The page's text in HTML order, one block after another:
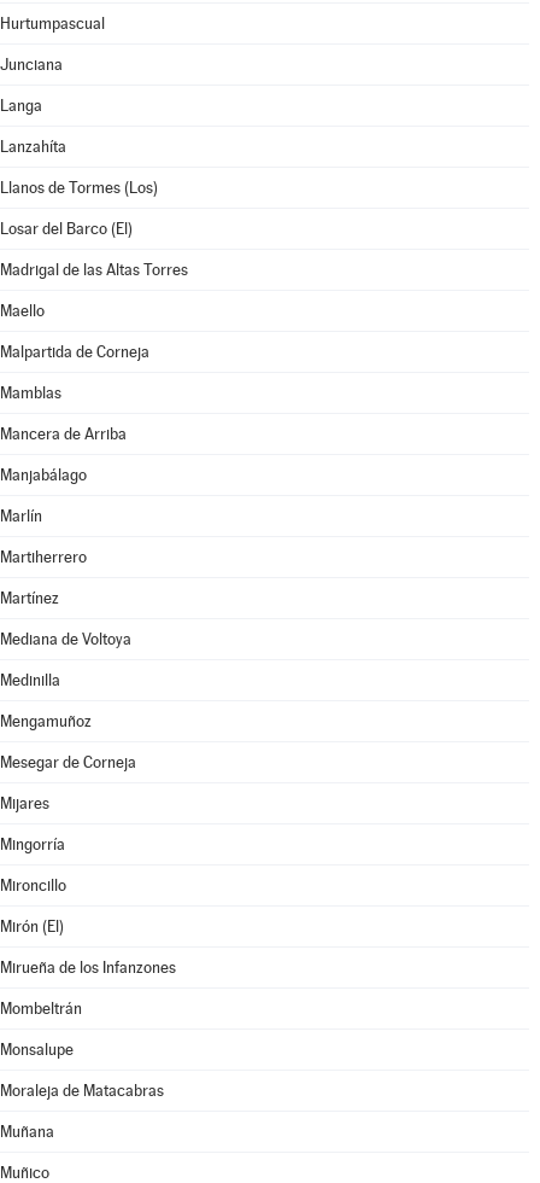
Hurtumpascual
Junciana
Langa
Lanzahíta
Llanos de Tormes (Los)
Losar del Barco (El)
Madrigal de las Altas Torres
Maello
Malpartida de Corneja
Mamblas
Mancera de Arriba
Manjabálago
Marlín
Martiherrero
Martínez
Mediana de Voltoya
Medinilla
Mengamuñoz
Mesegar de Corneja
Mijares
Mingorría
Mironcillo
Mirón (El)
Mirueña de los Infanzones
Mombeltrán
Monsalupe
Moraleja de Matacabras
Muñana
Muñico